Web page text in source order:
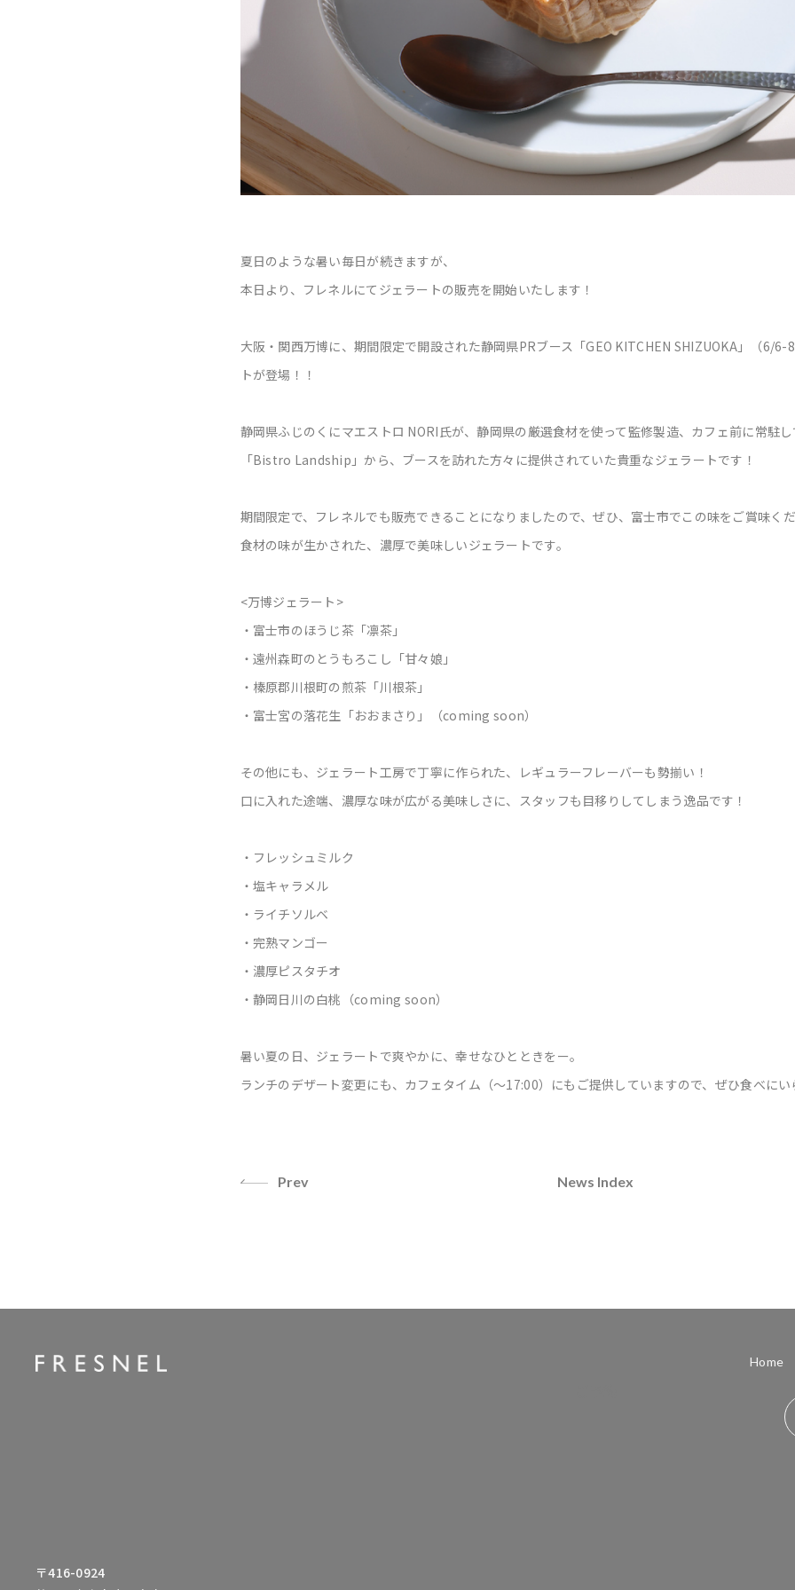
夏日のような暑い毎日が続きますが、
本日より、フレネルにてジェラートの販売を開始いたします！
大阪・関西万博に、期間限定で開設された静岡県PRブース「GEO KITCHEN SHIZUOKA」（6/6-
トが登場！！
静岡県ふじのくにマエストロ NORI氏が、静岡県の厳選食材を使って監修製造、カフェ前に常駐
「Bistro Landship」から、ブースを訪れた方々に提供されていた貴重なジェラートです！
期間限定で、フレネルでも販売できることになりましたので、ぜひ、富士市でこの味をご賞味くだ
食材の味が生かされた、濃厚で美味しいジェラートです。
<万博ジェラート>
・富士市のほうじ茶「凛茶」
・遠州森町のとうもろこし「甘々娘」
・榛原郡川根町の煎茶「川根茶」
・富士宮の落花生「おおまさり」（coming soon）
その他にも、ジェラート工房で丁寧に作られた、レギュラーフレーバーも勢揃い！
口に入れた途端、濃厚な味が広がる美味しさに、スタッフも目移りしてしまう逸品です！
・フレッシュミルク
・塩キャラメル
・ライチソルベ
・完熟マンゴー
・濃厚ピスタチオ
・静岡日川の白桃（coming soon）
暑い夏の日、ジェラートで爽やかに、幸せなひとときをー。
ランチのデザート変更にも、カフェタイム（〜17:00）にもご提供していますので、ぜひ食べにい
Prev News Index
〒416-0924
Home